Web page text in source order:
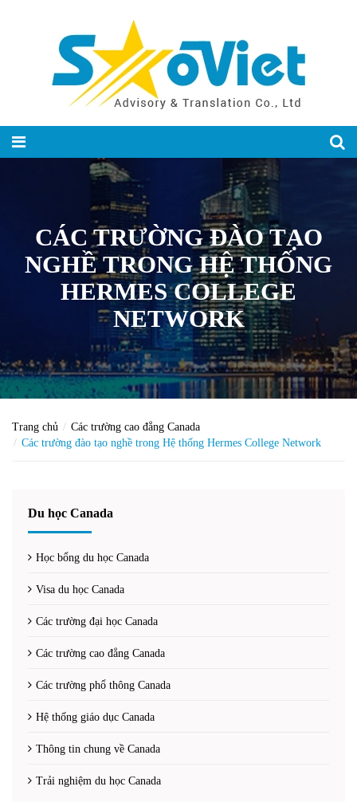
CÁC TRƯỜNG ĐÀO TẠO
NGHỀ TRONG HỆ THỐNG
HERMES COLLEGE
NETWORK
Trang chủ
Các trường cao đẳng Canada
Các trường đào tạo nghề trong Hệ thống Hermes College Network
Du học Canada
Học bổng du học Canada
Visa du học Canada
Các trường đại học Canada
Các trường cao đẳng Canada
Các trường phổ thông Canada
Hệ thống giáo dục Canada
Thông tin chung về Canada
Trải nghiệm du học Canada